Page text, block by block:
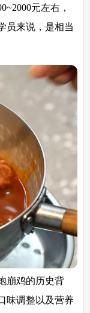
元左右，
员来说，是相当
崩鸡的历史背
味调整以及营养